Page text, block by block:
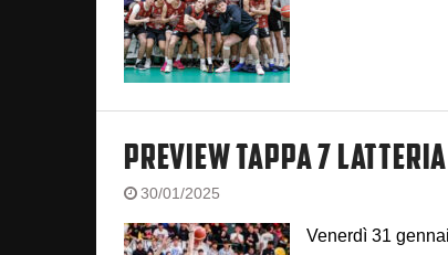
PREVIEW TAPPA 7
30/01/2025
Venerdì 31